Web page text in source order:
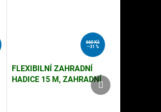
660 Kč
–31 %
FLEXIBILNÍ ZAHRADNÍ
HADICE 15 M, ZAHRADNÍ Další
produkt
Další
produkt